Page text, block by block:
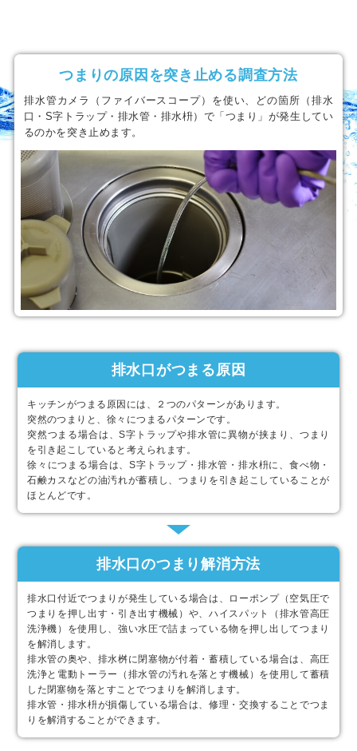
つまりの原因を突き止める調査方法
排水管カメラ（ファイバースコープ）を使い、どの箇所（排水
口・S字トラップ・排水管・排水枡）で「つまり」が発生してい
るのかを突き止めます。
排水口がつまる原因
キッチンがつまる原因には、２つのパターンがあります。
突然のつまりと、徐々につまるパターンです。
突然つまる場合は、S字トラップや排水管に異物が挟まり、つまり
を引き起こしていると考えられます。
徐々につまる場合は、S字トラップ・排水管・排水枡に、食べ物・
石鹸カスなどの油汚れが蓄積し、つまりを引き起こしていることが
ほとんどです。
排水口のつまり解消方法
排水口付近でつまりが発生している場合は、ローポンプ（空気圧で
つまりを押し出す・引き出す機械）や、ハイスパット（排水管高圧
洗浄機）を使用し、強い水圧で詰まっている物を押し出してつまり
を解消します。
排水管の奥や、排水桝に閉塞物が付着・蓄積している場合は、高圧
洗浄と電動トーラー（排水管の汚れを落とす機械）を使用して蓄積
した閉塞物を落とすことでつまりを解消します。
排水管・排水枡が損傷している場合は、修理・交換することでつま
りを解消することができます。